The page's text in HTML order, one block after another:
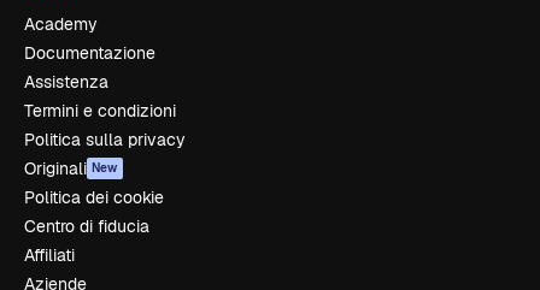
Academy
Documentazione
Assistenza
Termini e condizioni
Politica sulla privacy
Originali New
Politica dei cookie
Centro di fiducia
Affiliati
Aziende